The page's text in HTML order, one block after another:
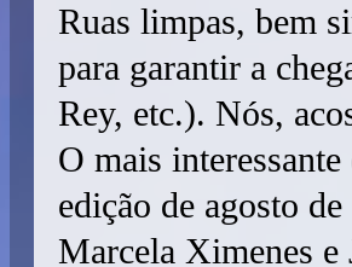
Ruas limpas, bem
para garantir a
Rey, etc.). Nós,
O mais
edição de agosto
Marcela Ximenes e